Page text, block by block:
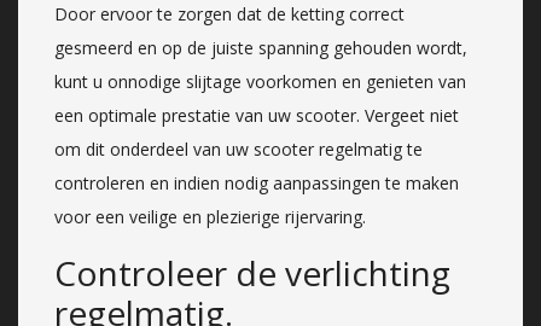
Door ervoor te zorgen dat de ketting correct
gesmeerd en op de juiste spanning gehouden wordt,
kunt u onnodige slijtage voorkomen en genieten van
een optimale prestatie van uw scooter. Vergeet niet
om dit onderdeel van uw scooter regelmatig te
controleren en indien nodig aanpassingen te maken
voor een veilige en plezierige rijervaring.
Controleer de verlichting
regelmatig.